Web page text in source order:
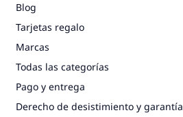
Blog
Tarjetas regalo
Marcas
Todas las categorías
Pago y entrega
Derecho de desistimiento y garantía